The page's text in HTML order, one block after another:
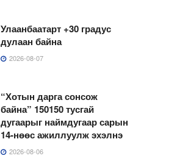
Улаанбаатарт +30 градус
дулаан байна
2026-08-07
“Хотын дарга сонсож
байна” 150150 тусгай
дугаарыг наймдугаар сарын
14-нөөс ажиллуулж эхэлнэ
2026-08-06